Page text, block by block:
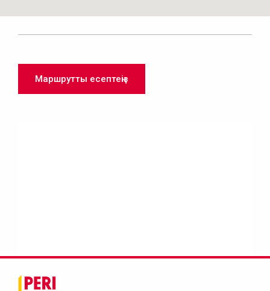
Маршрутты есептеңіз